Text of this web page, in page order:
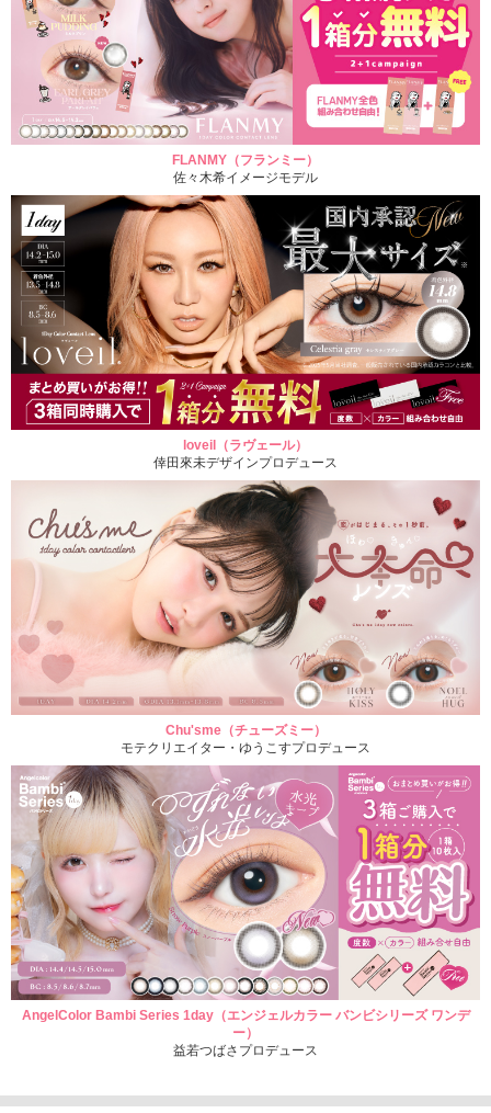
FLANMY（フランミー）
佐々木希イメージモデル
loveil（ラヴェール）
倖田來未デザインプロデュース
Chu'sme（チューズミー）
モテクリエイター・ゆうこすプロデュース
AngelColor Bambi Series 1day（エンジェルカラー バンビシリーズ ワンデ
ー）
益若つばさプロデュース